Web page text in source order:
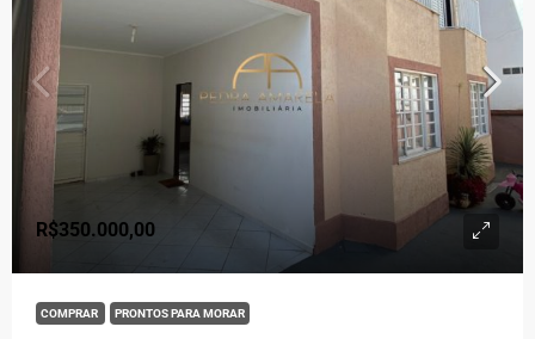
R$350.000,00
COMPRAR PRONTOS PARA MORAR